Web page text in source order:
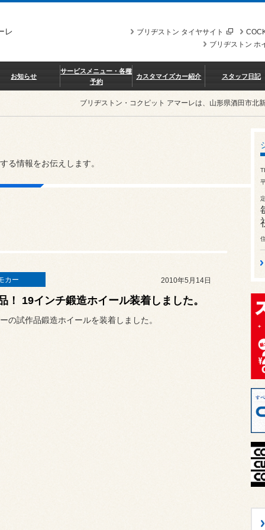
レ
ブリヂストン タイヤサイト
ブリヂストン ホ
お知らせ
サービスメニュー・各種
予約
カスタマイズカー紹介 スタッフ日記
ブリヂストン・コクピット アマーレは、山形県酒田市北
る情報をお伝えします。
カー 2010年5月14日
！ 19インチ鍛造ホイール装着しました。
の試作品鍛造ホイールを装着しました。